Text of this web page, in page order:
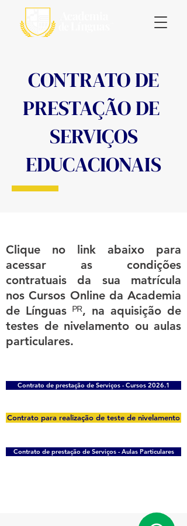
CONTRATO DE
PRESTAÇÃO DE
SERVIÇOS
EDUCACIONAIS
Clique no link abaixo para
acessar as condições
contratuais da sua matrícula
nos Cursos Online da Academia
de Línguas ᴾᴿ, na aquisição de
testes de nivelamento ou aulas
particulares.
Contrato de prestação de Serviços - Cursos 2026.1
Contrato para realização de teste de nivelamento
Contrato de prestação de Serviços - Aulas Particulares